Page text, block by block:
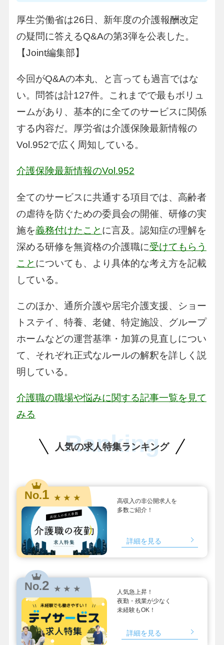
厚生労働省は26日、新年度の介護報酬改定
の疑問に答えるQ&Aの第3弾を公表した。
【Joint編集部】
今回がQ&Aの本丸、と言っても過言ではな
い。問答は計127件。これまでで最もボリュ
ームがあり、基本的に全てのサービスに関係
する内容だ。厚労省は介護保険最新情報の
Vol.952で広く周知している。
介護保険最新情報のVol.952
全てのサービスに共通する項目では、高齢者
の虐待を防ぐための委員会の開催、研修の実
施を義務付けたこと に言及。認知症の理解を
深める研修を無資格の介護職に受けてもらう
こと についても、より具体的な考え方を記載
している。
このほか、通所介護や居宅介護支援、ショー
トステイ、特養、老健、特定施設、グループ
ホームなどの運営基準・加算の見直しについ
て、それぞれ正式なルールの解釈を詳しく説
明している。
介護職の職場や悩みに関する記事一覧を見て
みる
人気の求人特集ランキング
Ranking
No.1 ★ ★ ★
高収入の非公開求人を
多数ご紹介！
詳細を見る
No.2 ★ ★ ★
人気急上昇！
夜勤・残業が少なく
未経験もOK！
詳細を見る